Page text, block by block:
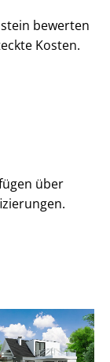
bewerten
Kosten.
über